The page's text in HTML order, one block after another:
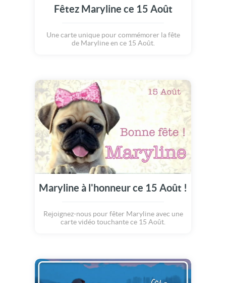
Fêtez Maryline ce 15 Août
Une carte unique pour commémorer la fête
de Maryline en ce 15 Août.
Maryline à l'honneur ce 15 Août !
Rejoignez-nous pour fêter Maryline avec une
carte vidéo touchante ce 15 Août.